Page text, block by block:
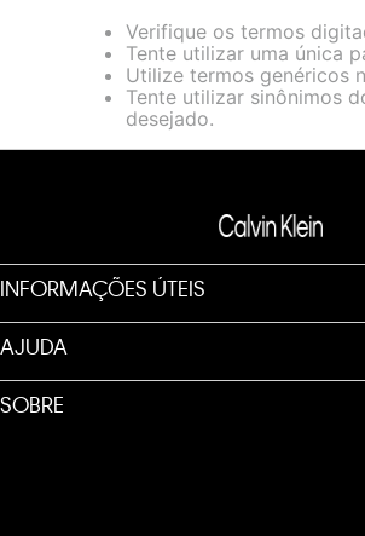
Cookies acesse o link.
Verifique os termos
Tente utilizar uma única
Utilize termos genéricos
Tente utilizar sinônimos
desejado.
INFORMAÇÕES ÚTEIS
AJUDA
SOBRE